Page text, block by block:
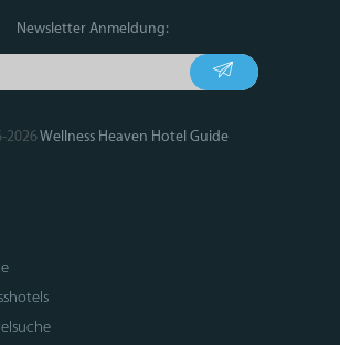
Newsletter Anmeldung:
2026Wellness Heaven Hotel Guide